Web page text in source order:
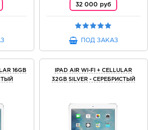
32 000 руб
ПОД ЗАКАЗ
16GB
IPAD AIR WI-FI + CELLULAR
32GB SILVER - СЕРЕБРИСТЫЙ